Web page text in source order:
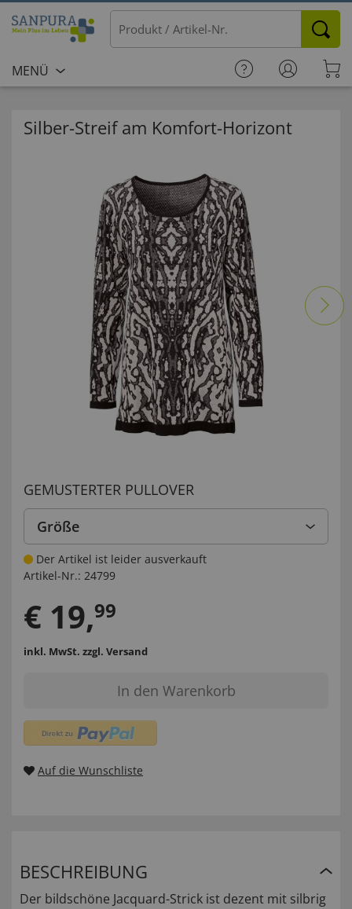
MENÜ
Silber-Streif am Komfort-Horizont
GEMUSTERTER PULLOVER
Größe
Der Artikel ist leider ausverkauft
Artikel-Nr.: 24799
€ 19,99
inkl. MwSt. zzgl. Versand
In den Warenkorb
Auf die Wunschliste
BESCHREIBUNG
Der bildschöne Jacquard-Strick ist dezent mit silbrig